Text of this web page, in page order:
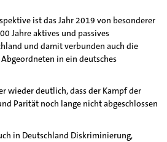
ist das Jahr 2019 von besonderer
Jahre aktives und passives
und damit verbunden auch die
in ein deutsches
wieder deutlich, dass der Kampf der
Parität noch lange nicht abgeschlossen
in Deutschland Diskriminierung,